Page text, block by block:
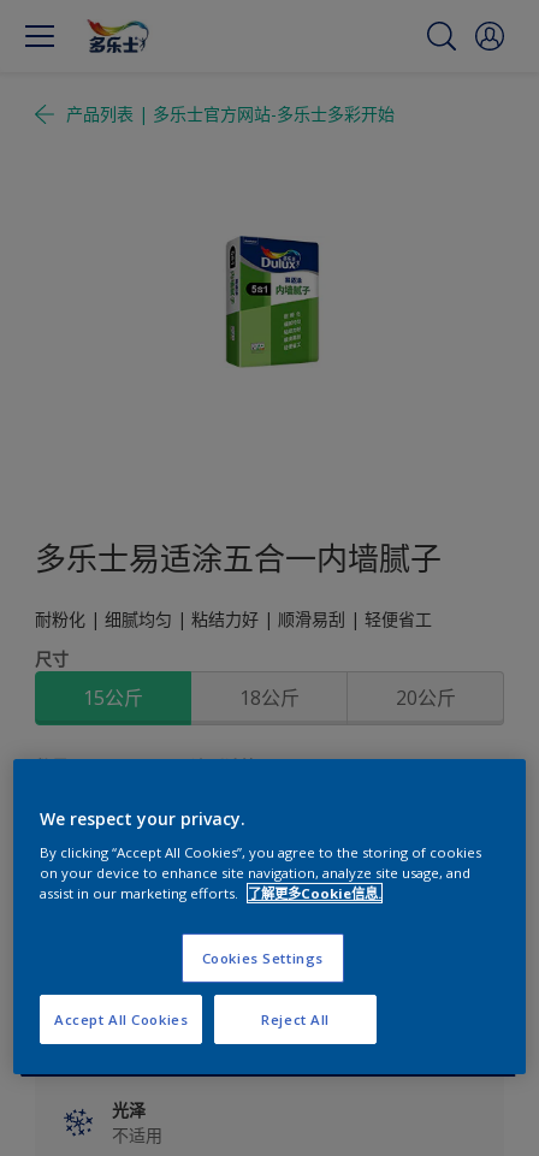
产品列表 | 多乐士官方网站-多乐士多彩开始
多乐士易适涂五合一内墙腻子
耐粉化 | 细腻均匀 | 粘结力好 | 顺滑易刮 | 轻便省工
尺寸
15公斤 18公斤 20公斤
数量 涂刷计算
添加到工作区 查找店铺
关键信息
光泽
不适用
We respect your privacy.
By clicking “Accept All Cookies”, you agree to the storing of cookies
on your device to enhance site navigation, analyze site usage, and
assist in our marketing efforts.
了解更多Cookie信息.
Cookies Settings
Reject All
Accept All Cookies